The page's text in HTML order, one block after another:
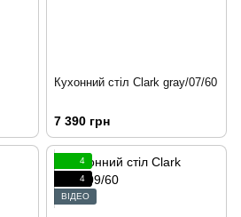
Кухонний стіл Clark gray/07/60
7 390 грн
4
4
ВІДЕО